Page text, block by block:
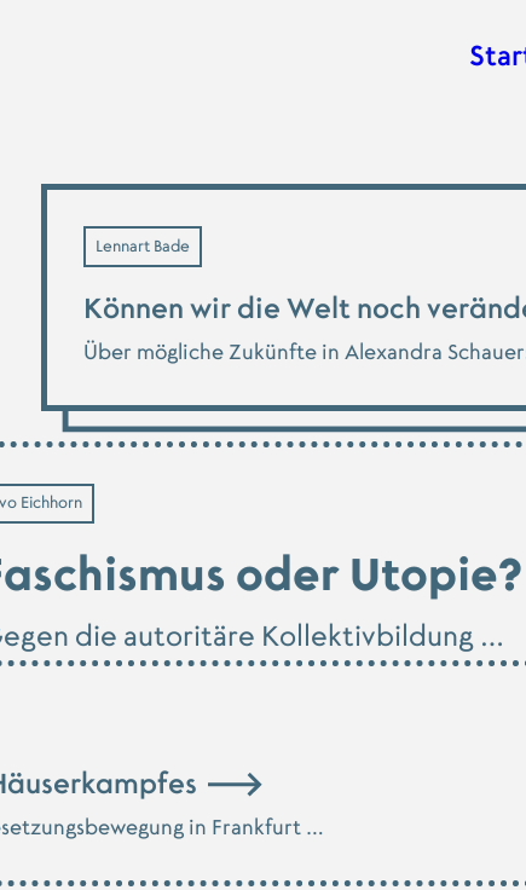
Lennart Bade
Können wir die Welt noch
Über mögliche Zukünfte in Alexandra
Ivo Eichhorn
oder Utopie?
die autoritäre Kollektivbildung …
in Frankfurt …